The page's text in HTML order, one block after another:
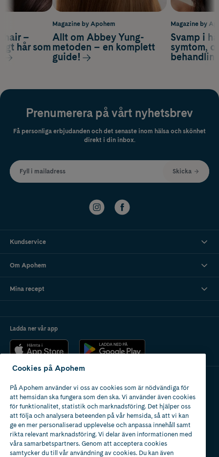
Magazine by
Svamp i
symtom,
hair –
hår som
Magazine by Apohem
Allt om Abbey Yung-
metoden – en komplett
guide!
Prenumerera på vårt nyhetsbrev
Få personliga erbjudanden och det senaste inom hälsa och skönhet
direkt i din inbox.
Fyll i mailadress Skicka
Kundservice
Om Apohem
Mina recept
Ladda ner vår app
Apotek med tillstånd
av Läkemedelsverket
Cookies på Apohem
På Apohem använder vi oss av cookies som är nödvändiga för
att hemsidan ska fungera som den ska. Vi använder även cookies
för funktionalitet, statistik och marknadsföring. Det hjälper oss
att följa och analysera beteenden på vår hemsida, så att vi kan
ge en mer personaliserad upplevelse och anpassa innehåll samt
rikta relevant marknadsföring. Vi delar även informationen med
våra samarbetspartners. Genom att acceptera cookies
samtycker du till vår användning av cookies. Du kan även